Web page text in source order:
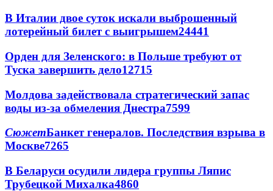
В Италии двое суток искали выброшенный
лотерейный билет с выигрышем24441
Орден для Зеленского: в Польше требуют от
Туска завершить дело12715
Молдова задействовала стратегический запас
воды из-за обмеления Днестра7599
СюжетБанкет генералов. Последствия взрыва в
Москве7265
В Беларуси осудили лидера группы Ляпис
Трубецкой Михалка4860